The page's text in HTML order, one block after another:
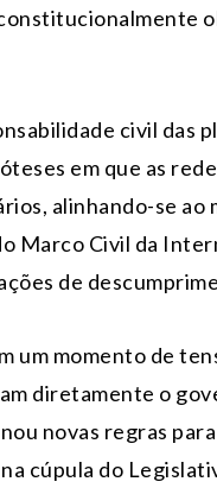
civil das
em que as
alinhando-se
Marco Civil da
de
um momento de
diretamente o
novas regras
cúpula do